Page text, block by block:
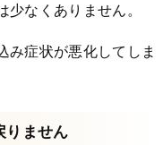
少なくありません。
み症状が悪化してしま
りません